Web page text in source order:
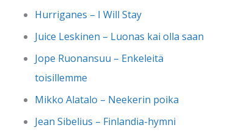
Hurriganes – I Will Stay
Juice Leskinen – Luonas kai olla saan
Jope Ruonansuu – Enkeleitä
toisillemme
Mikko Alatalo – Neekerin poika
Jean Sibelius – Finlandia-hymni